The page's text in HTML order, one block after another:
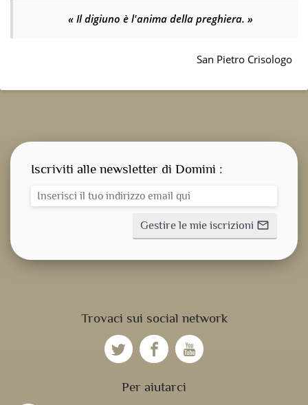
« Il digiuno è l'anima della preghiera. »
San Pietro Crisologo
Trovaci sui social network
Per aiutarci
Iscriviti alle newsletter di Domini :
Gestire le mie iscrizioni mail_outline